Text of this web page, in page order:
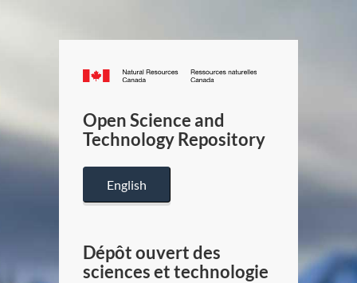
Canada.ca
/
Canada
Open Science and
Technology Repository
English
Dépôt ouvert des
sciences et technologie